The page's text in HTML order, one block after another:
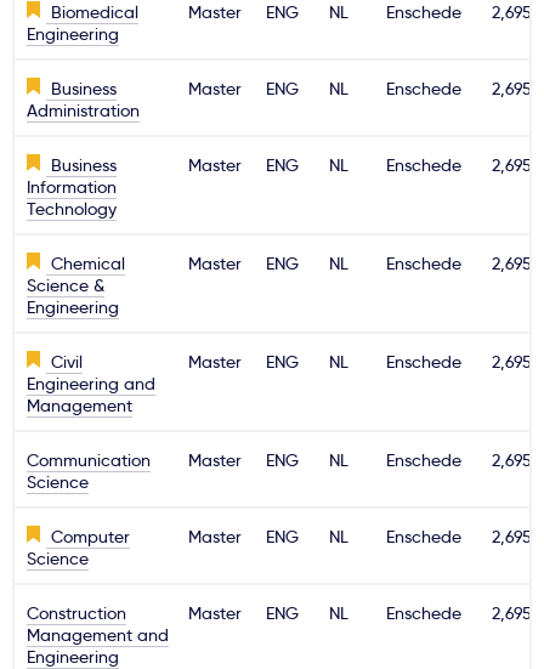
Usługi
Dlaczego Kastu?
Aktualności
Biomedical
Engineering
Master ENG NL Enschede 2,695€
Business
Administration
Master ENG NL Enschede 2,695€
Business
Information
Technology
Master ENG NL Enschede 2,695€
Chemical
Science &
Engineering
Master ENG NL Enschede 2,695€
Civil
Engineering and
Management
Master ENG NL Enschede 2,695€
Communication
Science
Master ENG NL Enschede 2,695€
Computer
Science
Master ENG NL Enschede 2,695€
Construction
Management and
Engineering
Master ENG NL Enschede 2,695€